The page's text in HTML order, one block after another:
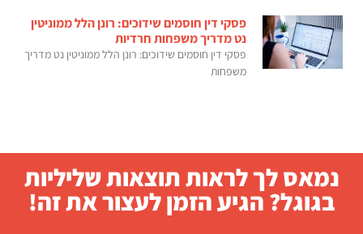
פסקי דין חוסמים שידוכים: רונן הלל ממוניטין
נט מדריך משפחות חרדיות
פסקי דין חוסמים שידוכים: רונן הלל ממוניטין נט מדריך
משפחות
נמאס לך לראות תוצאות שליליות
בגוגל? הגיע הזמן לעצור את זה!